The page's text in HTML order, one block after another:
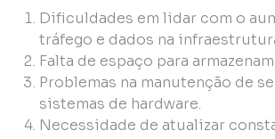
Dificuldades em lidar com o
tráfego e dados na
Falta de espaço para
Problemas na manutenção de
sistemas de hardware.
Necessidade de atualizar